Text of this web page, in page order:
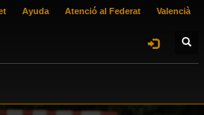
Ayuda Atenció al Federat Valencià